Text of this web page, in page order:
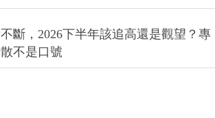
斷，2026下半年該追高還是觀望？專
不是口號